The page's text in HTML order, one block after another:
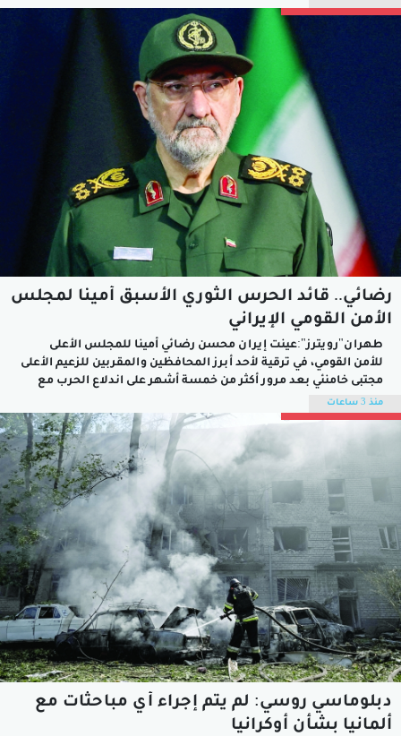
الميدان وأفق المفاوضات، معطوفةً على خرق فاضح للمنطقة الأولى
رضائي.. قائد الحرس الثوري الأسبق أمينا لمجلس
الأمن القومي الإيراني
طهران"رويترز":عينت إيران محسن رضائي أمينا للمجلس الأعلى
للأمن القومي، ⁠في ترقية لأحد أبرز المحافظين والمقربين للزعيم الأعلى
مجتبى خامنئي بعد مرور أكثر من خمسة أشهر على ​اندلاع الحرب مع
الولايات المتحدة.ويحل رضائي محل ​محمد باقر ذو القدر في منصب
الأمين العام للمجلس الذي ينسق سياسة إيران الأمنية والخارجية
منذ 3 ساعات
دبلوماسي روسي: لم يتم إجراء أي مباحثات مع
ألمانيا بشأن أوكرانيا